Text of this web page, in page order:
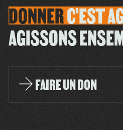
DONNERC'EST
AGISSONS
FAIRE UN DON